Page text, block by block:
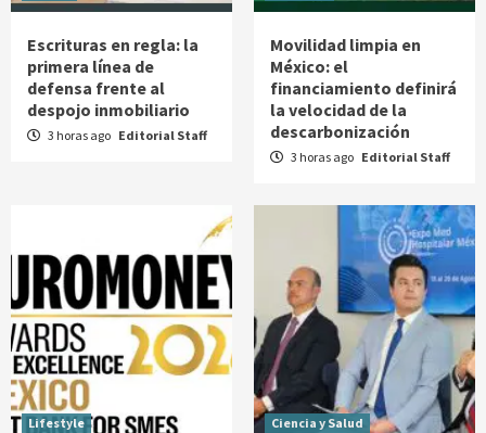
Escrituras en regla: la
primera línea de
defensa frente al
despojo inmobiliario
3 horas ago Editorial Staff
Movilidad limpia en
México: el
financiamiento definirá
la velocidad de la
descarbonización
3 horas ago Editorial Staff
Lifestyle Ciencia y Salud